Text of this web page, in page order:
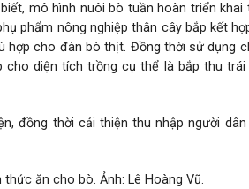
mô hình nuôi bò tuần hoàn triển khai
phẩm nông nghiệp thân cây bắp kết
hợp cho đàn bò thịt. Đồng thời sử dụng
cho diện tích trồng cụ thể là bắp thu trái
đồng thời cải thiện thu nhập người